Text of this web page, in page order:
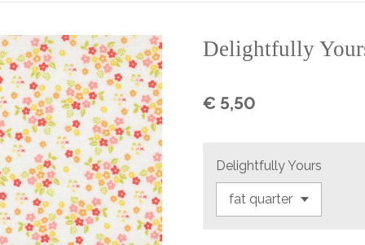
Delightfully
€ 5,50
Delightfully Yours